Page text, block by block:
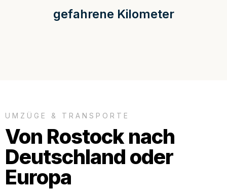
gefahrene Kilometer
UMZÜGE & TRANSPORTE
Von Rostock nach
Deutschland oder
Europa